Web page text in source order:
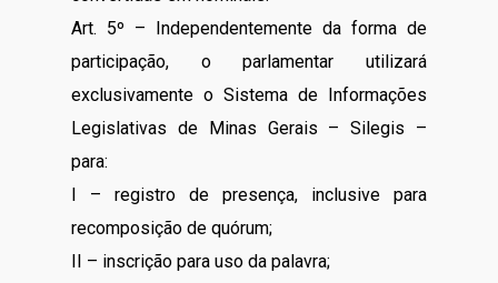
Art. 5º – Independentemente da forma de
participação, o parlamentar utilizará
exclusivamente o Sistema de Informações
Legislativas de Minas Gerais – Silegis –
para:
I – registro de presença, inclusive para
recomposição de quórum;
II – inscrição para uso da palavra;